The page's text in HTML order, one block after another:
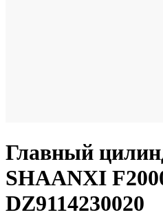
Главный
SHAANXI
DZ9114230020